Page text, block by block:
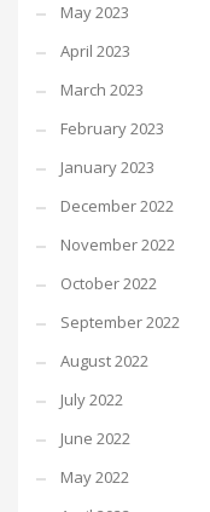
May 2023
April 2023
March 2023
February 2023
January 2023
December 2022
November 2022
October 2022
September 2022
August 2022
July 2022
June 2022
May 2022